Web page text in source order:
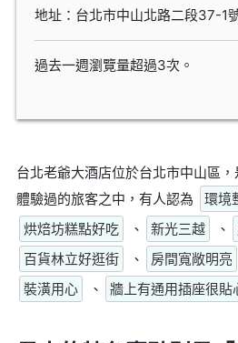
地址：台北市中山北路二段37-1
過去一週瀏覽量超過3次。
台北老爺大酒店位於台北市中山區
體驗過的旅客之中，有人認為
環境
烘焙坊糕點好吃
、 新光三越 、
百貨林立好逛街
、 房間寬敞明亮
裝潢用心
、 牆上有通用插座很貼